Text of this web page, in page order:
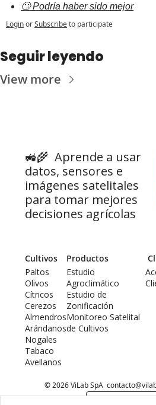
🙄 Podría haber sido mejor
LoginorSubscribeto participate
Seguir leyendo
View more
🚜🌾 Aprende a usar
datos, sensores e
imágenes satelitales
para tomar mejores
decisiones agrícolas
Cultivos
Paltos
Olivos
Cítricos
Cerezos
Almendros
Arándanos
Nogales
Tabaco
Avellanos
Productos
Estudio
Agroclimático
Estudio de
Zonificación
Monitoreo Satelital
de Cultivos
© 2026 ViLab SpA